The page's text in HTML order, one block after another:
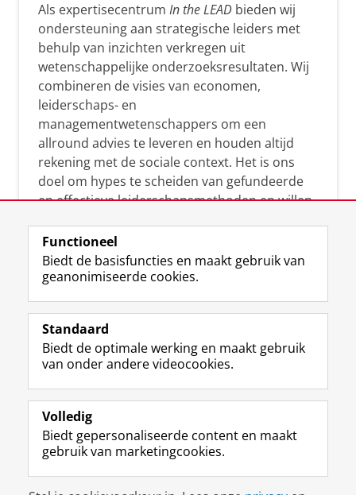
Als expertisecentrum In the LEAD bieden wij
ondersteuning aan strategische leiders met
behulp van inzichten verkregen uit
wetenschappelijke onderzoeksresultaten. Wij
combineren de visies van economen,
leiderschaps- en
managementwetenschappers om een
allround advies te leveren en houden altijd
rekening met de sociale context. Het is ons
doel om hypes te scheiden van gefundeerde
en effectieve leiderschapsmethoden en willen
manier te reageren op economische en
maatschappelijke kwesties. Samen tillen wij
het leiderschap in uw organisatie naar een
i
Disclaimer & Copyright
Functioneel
Biedt de basisfuncties en maakt gebruik van
geanonimiseerde cookies.
Standaard
Biedt de optimale werking en maakt gebruik
van onder andere videocookies.
Volledig
Biedt gepersonaliseerde content en maakt
gebruik van marketingcookies.